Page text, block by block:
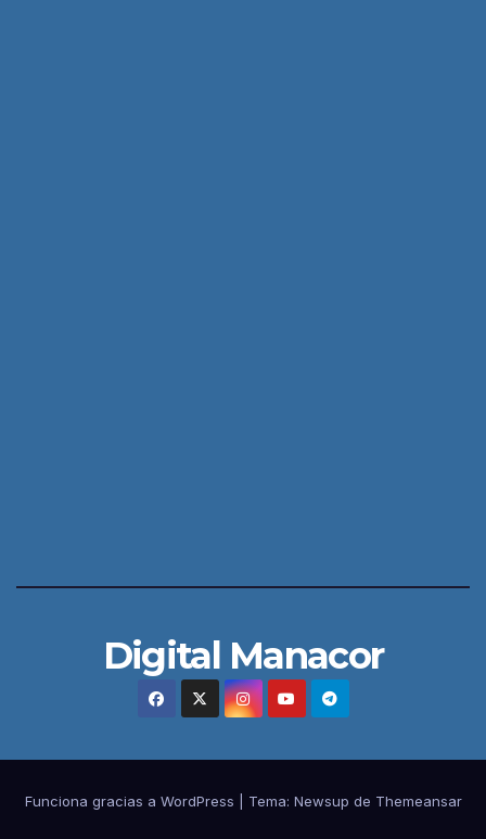
Digital Manacor
Funciona gracias a WordPress Tema: Newsup de Themeansar